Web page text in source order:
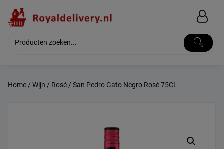
content
Home/ Wijn / Rosé/ San Pedro Gato Negro Rosé 75CL